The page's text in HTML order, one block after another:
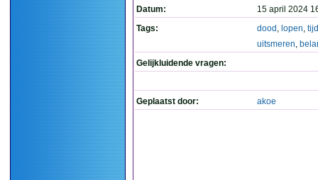
Datum:
15 april 2024
Tags:
dood , lopen, tijd
uitsmeren,
Gelijkluidende vragen:
Geplaatst door: akoe